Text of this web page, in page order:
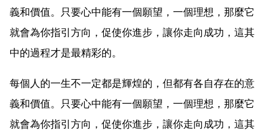
義和價值。只要心中能有一個願望，一個理想，那麼它
就會為你指引方向，促使你進步，讓你走向成功，這其
中的過程才是最精彩的。
每個人的一生不一定都是輝煌的，但都有各自存在的意
義和價值。只要心中能有一個願望，一個理想，那麼它
就會為你指引方向，促使你進步，讓你走向成功，這其